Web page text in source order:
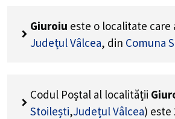
Giuroiu este o localitate care
Județul Vâlcea, din Comuna
Codul Poștal al localității
Stoilești,Județul Vâlcea) este